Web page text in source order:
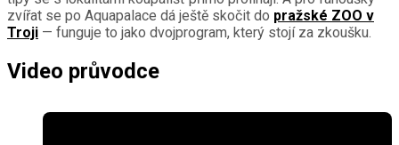
zvířat se po Aquapalace dá ještě skočit do pražské ZOO v
Troji — funguje to jako dvojprogram, který stojí za zkoušku.
Video průvodce